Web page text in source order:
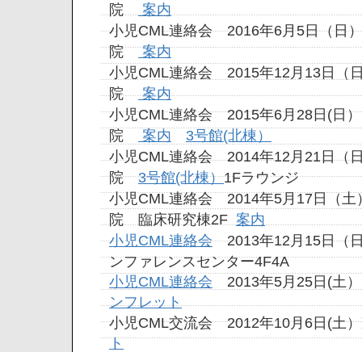
院
案内
小児CML連絡会 2016年6月5日（日
院案内
小児CML連絡会 2015年12月13日（
院案内
小児CML連絡会 2015年6月28日(日
院
案内
3号館(北棟）
小児CML連絡会 2014年12月21日（
院3号館(北棟）1Fラウンジ
小児CML連絡会 2014年5月17日（
院 臨床研究棟2F 案内
小児CML連絡会2013年12月15日（
ンファレンスセンター4F4A
小児CML連絡会 2013年5月25日(
ンフレット
小児CML交流会 2012年10月6日(
ト